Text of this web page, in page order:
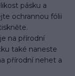
pásku a
ochrannou fólii
na přírodní
také naneste
přírodní nehet a